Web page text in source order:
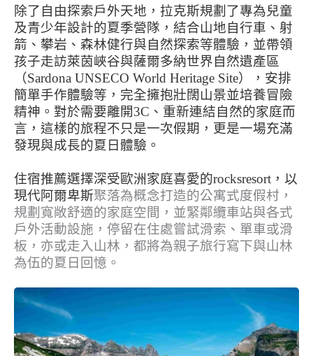
除了自由探索戶外天地，拉克斯規劃了專為兒童
及青少年設計的夏季營隊 ，結合山地自行車、射
箭、攀岩、森林健行與自然探索等體驗，並帶領
孩子走訪萊茵峽谷與薩爾多納世界自然遺產區
（Sardona UNSECO World Heritage Site），安排
簡單手作體驗等，完全擁抱壯闊山景並培養冒險
精神。對於需要離開3C、重新連結自然的家庭而
言，這樣的旅程不只是一次假期，更是一場充滿
發現與成長的夏日體驗。
住宿推薦選擇深受歐洲家庭喜愛的rocksresort ，以
現代阿爾卑斯聚落為概念打造的公寓式度假村，
規劃寬敞舒適的家庭空間，並緊鄰纜車站與各式
戶外活動設施，停留在住處嘗試滑索、單車或滑
板，亦或走入山林，都將為親子旅行寫下與山林
為伍的夏日回憶。